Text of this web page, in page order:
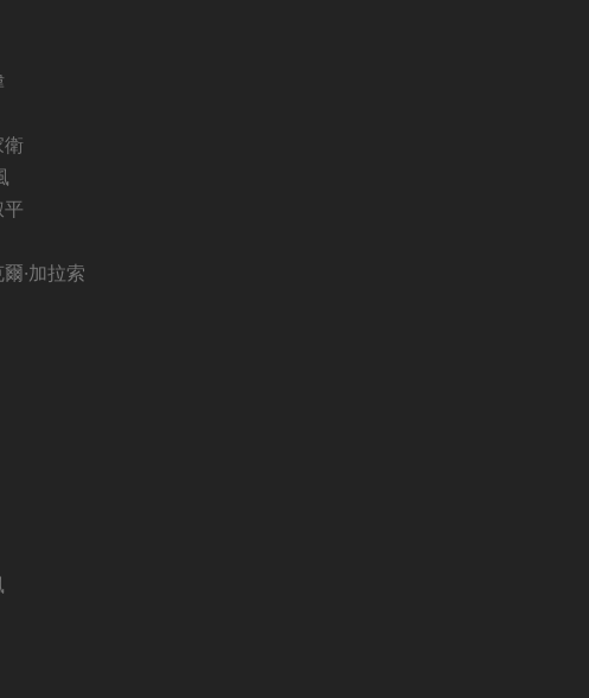
衛
·加拉索